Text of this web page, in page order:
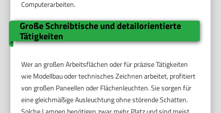
Computerarbeiten.
Große Schreibtische und detailorientierte
Tätigkeiten
Wer an großen Arbeitsflächen oder für präzise Tätigkeiten
wie Modellbau oder technisches Zeichnen arbeitet, profitiert
von großen Paneellen oder Flächenleuchten. Sie sorgen für
eine gleichmäßige Ausleuchtung ohne störende Schatten.